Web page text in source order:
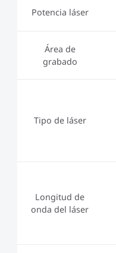
Potencia láser
Área de
grabado
Tipo de láser
Longitud de
onda del láser